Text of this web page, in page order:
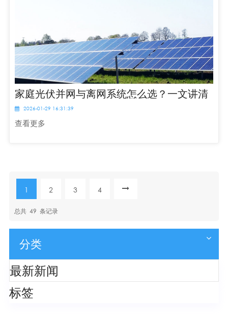
家庭光伏并网与离网系统怎么选？一文讲清
2026-01-29 16:31:39
查看更多
1 2 3 4
总共 49 条记录
分类
最新新闻
标签